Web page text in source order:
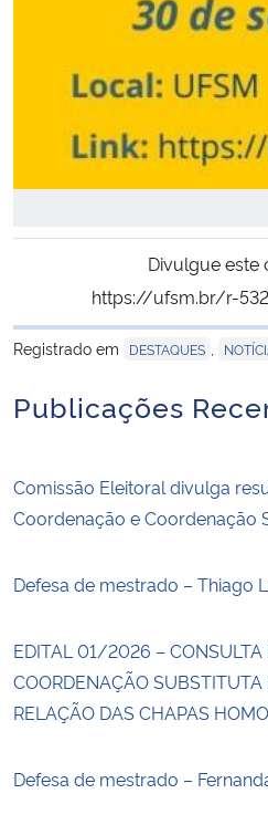
Divulgue este
https://ufsm.br/r-
Registrado em
DESTAQUES
Publicações
Comissão Eleitoral divulga
Coordenação e Coordenação
Defesa de mestrado – Thiago
EDITAL 01/2026 – CONSULTA
COORDENAÇÃO
RELAÇÃO DAS CHAPAS
Defesa de mestrado –